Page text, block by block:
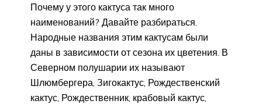
Почему у этого кактуса так много
наименований? Давайте разбираться.
Народные названия этим кактусам были
даны в зависимости от сезона их цветения. В
Северном полушарии их называют
Шлюмбергера, Зигокактус, Рождественский
кактус, Рождественник, крабовый кактус,